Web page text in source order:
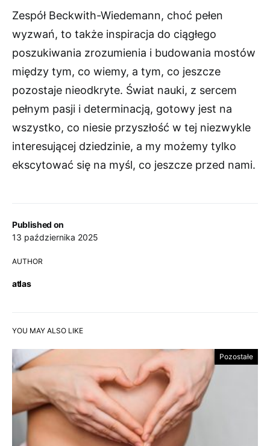
Published on
13 października 2025
AUTHOR
atlas
Zespół Beckwith-Wiedemann, choć pełen
wyzwań, to także inspiracja do ciągłego
poszukiwania zrozumienia i budowania mostów
między tym, co wiemy, a tym, co jeszcze
pozostaje nieodkryte. Świat nauki, z sercem
pełnym pasji i determinacją, gotowy jest na
wszystko, co niesie przyszłość w tej niezwykle
interesującej dziedzinie, a my możemy tylko
ekscytować się na myśl, co jeszcze przed nami.
YOU MAY ALSO LIKE
Pozostałe